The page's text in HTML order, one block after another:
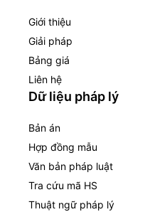
Giới thiệu
Giải pháp
Bảng giá
Liên hệ
Dữ liệu pháp lý
Bản án
Hợp đồng mẫu
Văn bản pháp luật
Tra cứu mã HS
Thuật ngữ pháp lý